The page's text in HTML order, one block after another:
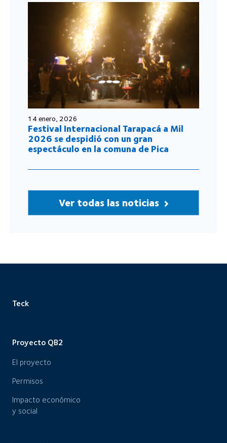
14 enero, 2026
Festival Internacional Tarapacá a Mil
2026 se despidió con un gran
espectáculo en la comuna de Pica
Ver todas las noticias
Teck
Proyecto QB2
El proyecto
Permisos
Impacto económico
y social